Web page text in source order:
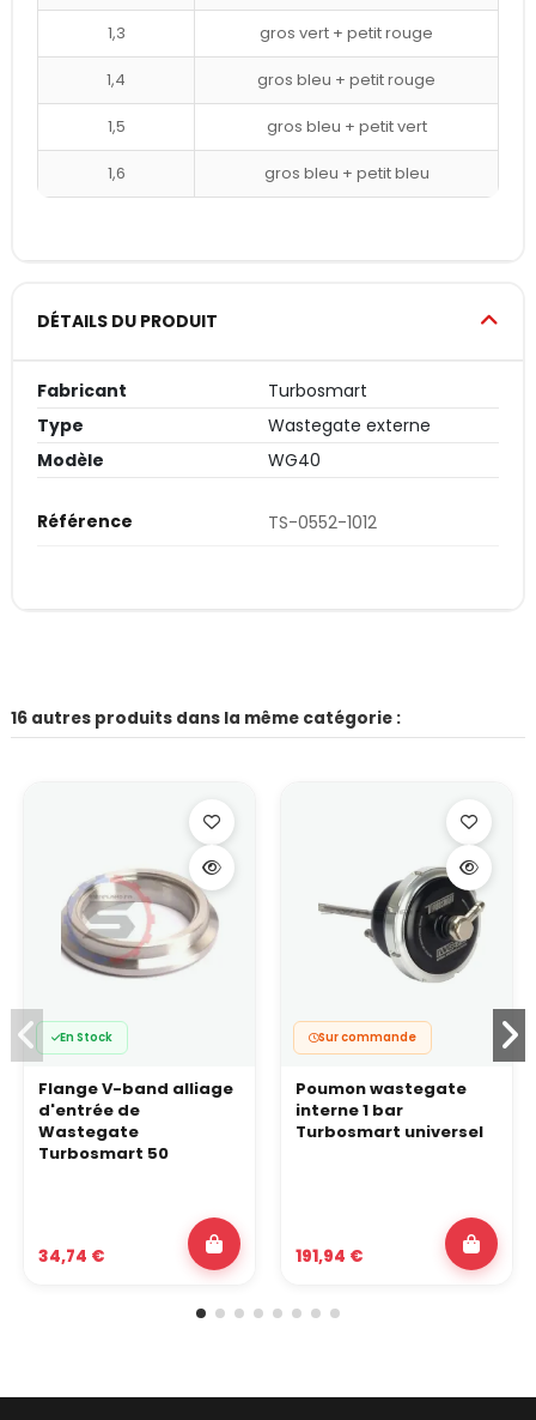
1,3 gros vert + petit rouge
1,4 gros bleu + petit rouge
1,5 gros bleu + petit vert
1,6 gros bleu + petit bleu
DÉTAILS DU PRODUIT
Fabricant
Turbosmart
Type
Wastegate externe
Modèle
WG40
Référence TS-0552-1012
16 autres produits dans la même catégorie :
En Stock
Flange V-band alliage
d'entrée de
Wastegate
Turbosmart 50
34,74 €
Sur commande
Poumon wastegate
interne 1 bar
Turbosmart universel
191,94 €